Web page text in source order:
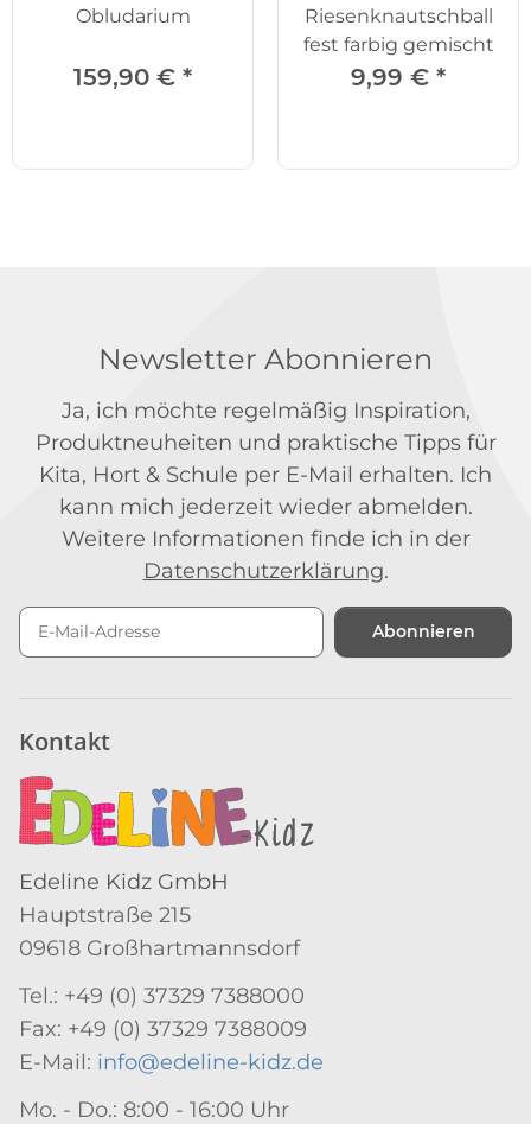
Obludarium
159,90 € *
Riesenknautschball
fest farbig gemischt
9,99 € *
Newsletter Abonnieren
Ja, ich möchte regelmäßig Inspiration,
Produktneuheiten und praktische Tipps für
Kita, Hort & Schule per E-Mail erhalten. Ich
kann mich jederzeit wieder abmelden.
Weitere Informationen finde ich in der
Datenschutzerklärung.
Abonnieren
Kontakt
Edeline Kidz GmbH
Hauptstraße 215
09618 Großhartmannsdorf
Tel.: +49 (0) 37329 7388000
Fax: +49 (0) 37329 7388009
E-Mail: info@edeline-kidz.de
Mo. - Do.: 8:00 - 16:00 Uhr